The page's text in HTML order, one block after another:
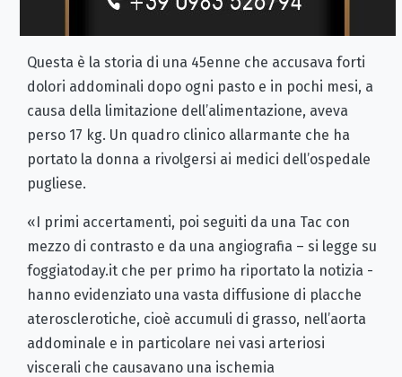
Questa è la storia di una 45enne che accusava forti
dolori addominali dopo ogni pasto e in pochi mesi, a
causa della limitazione dell’alimentazione, aveva
perso 17 kg. Un quadro clinico allarmante che ha
portato la donna a rivolgersi ai medici dell’ospedale
pugliese.
«I primi accertamenti, poi seguiti da una Tac con
mezzo di contrasto e da una angiografia – si legge su
foggiatoday.it che per primo ha riportato la notizia -
hanno evidenziato una vasta diffusione di placche
aterosclerotiche, cioè accumuli di grasso, nell’aorta
addominale e in particolare nei vasi arteriosi
viscerali che causavano una ischemia